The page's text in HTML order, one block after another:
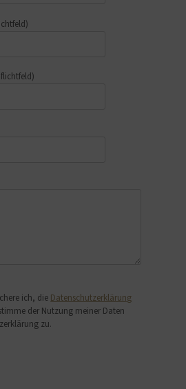
ich, die Datenschutzerklärung
der Nutzung meiner Daten
zu.